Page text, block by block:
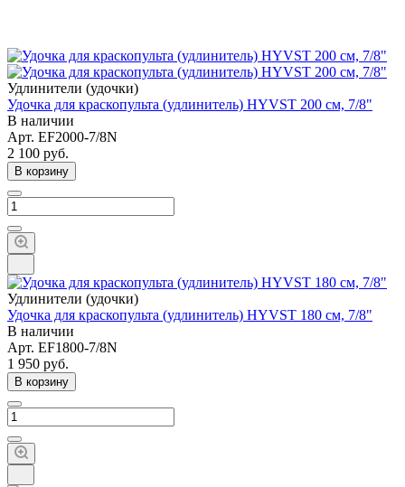
Удлинители (удочки)
Удочка для краскопульта (удлинитель) HYVST 200 см, 7/8"
В наличии
Арт. EF2000-7/8N
2 100 руб.
В корзину
Удлинители (удочки)
Удочка для краскопульта (удлинитель) HYVST 180 см, 7/8"
В наличии
Арт. EF1800-7/8N
1 950 руб.
В корзину